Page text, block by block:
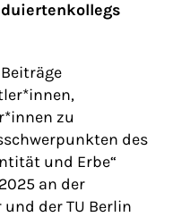
zu
des
und Erbe“
an der
der TU Berlin